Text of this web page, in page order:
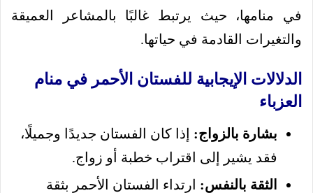
في منامها، حيث يرتبط غالبًا بالمشاعر العميقة
والتغيرات القادمة في حياتها.
الدلالات الإيجابية للفستان الأحمر في منام
العزباء
بشارة بالزواج: إذا كان الفستان جديدًا وجميلًا،
فقد يشير إلى اقتراب خطبة أو زواج.
الثقة بالنفس: ارتداء الفستان الأحمر بثقة